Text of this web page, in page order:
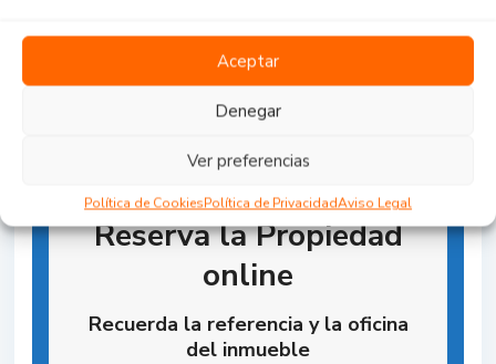
Aceptar
Denegar
Ver preferencias
Política de CookiesPolítica de PrivacidadAviso Legal
Reserva la Propiedad
online
Recuerda la referencia y la oficina
del inmueble